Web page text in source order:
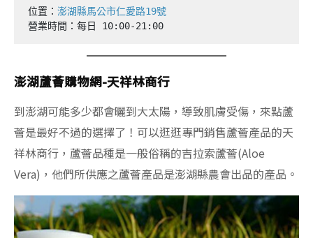
位置： 澎湖縣馬公市仁愛路19號
營業時間：每日 10:00-21:00
澎湖蘆薈購物網-天祥林商行
到澎湖可能多少都會曬到大太陽，導致肌膚受傷，來點蘆
薈是最好不過的選擇了！可以逛逛專門銷售蘆薈產品的天
祥林商行，蘆薈品種是一般俗稱的吉拉索蘆薈(Aloe
Vera)，他們所供應之蘆薈產品是澎湖縣農會出品的產品。